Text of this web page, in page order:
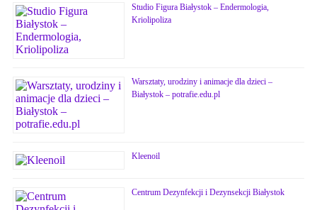
Studio Figura Białystok – Endermologia,
Kriolipoliza
Warsztaty, urodziny i animacje dla dzieci –
Białystok – potrafie.edu.pl
Kleenoil
Centrum Dezynfekcji i Dezynsekcji Białystok